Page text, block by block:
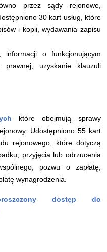
przez sądy rejonowe,
30 kart usług, które
i kopii, wydawania zapisu
o funkcjonującym
prawnej, uzyskanie klauzuli
które obejmują sprawy
Udostępniono 55 kart
rejonowego, które dotyczą
przyjęcia lub odrzucenia
pozwu o zapłatę,
wynagrodzenia.
dostęp do